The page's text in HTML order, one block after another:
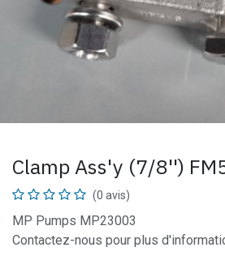
Clamp Ass'y (7/8'')
(0 avis)
MP Pumps MP23003
Contactez-nous pour plus